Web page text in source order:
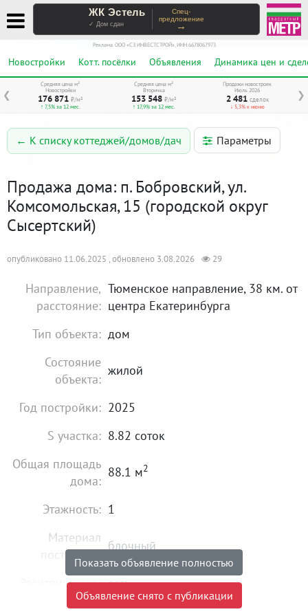
ЖК Эстель
✓ Дом сдан
Спец-
предложение
→
Реклама. ООО «СЗ ИНВЕСТСТРОЙ», ИНН 6678067973
Новостройки Котт. посёлки Объявления Динамика цен и
❮ ❯
Средняя цена м²
Новостройки
176 871 ₽/м²
↑ 7,5% за 12 мес.
Средняя цена м²
Вторичка
153 548 ₽/м²
↑ 17,9% за 12 мес.
Продажи новостроек
Июль 2026
2 481 сделок
↓ 5,3% к июню
← К списку коттеджей/домов/дач Параметры
Продажа дома: п. Бобровский, ул.
Комсомольская, 15 (городской округ
Сысертский)
опубликовано 11.06.2025 , обновлено 3.08.2026 29
Направление,
расстояние:
Тюменское направление, 38 км. от
центра Екатеринбурга
Тип объекта: дом
Состояние
объекта:
жилой
Год постройки: 2025
S участка: 8.82 соток
Общая площадь
дома:
88.1 м2
Этажность: 1
Материал
постройки:
блочный
Электричество: есть
Водоснабжение: есть
Показать объявление полностью
Объявление снято с публикации